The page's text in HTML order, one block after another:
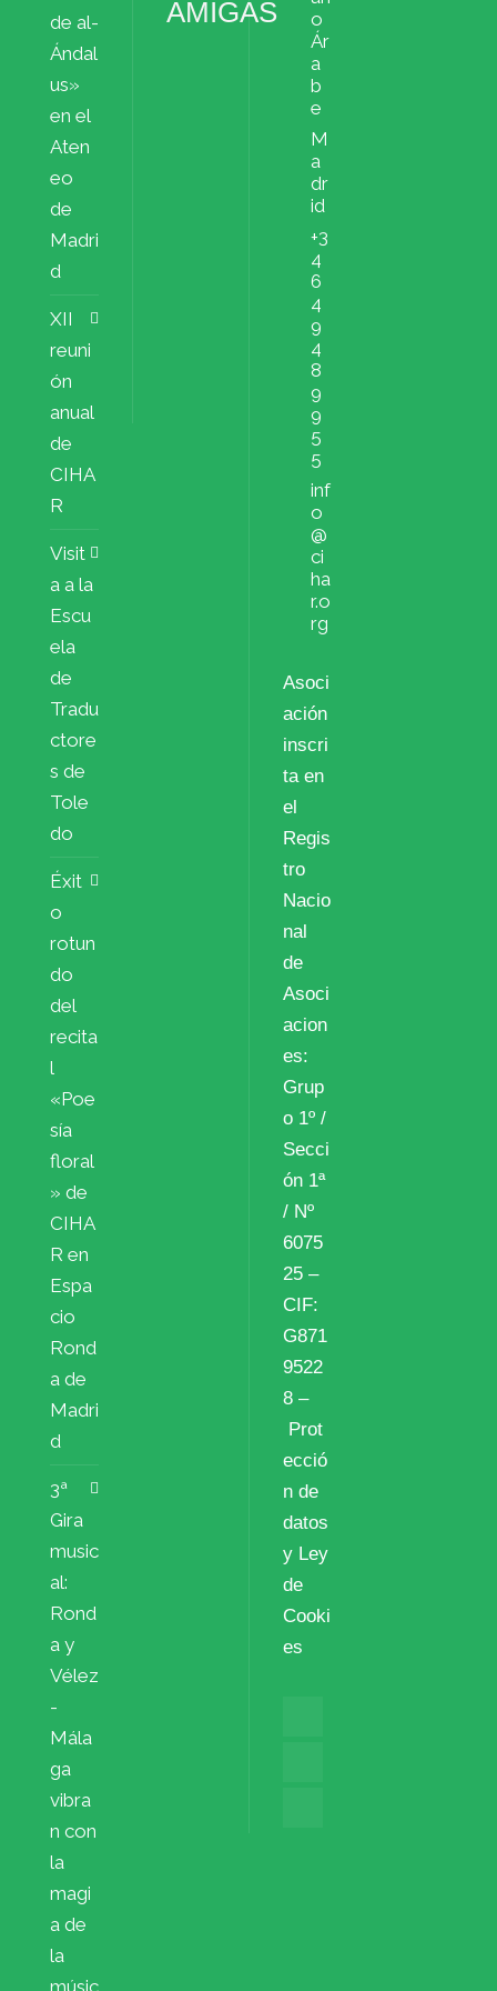
de al-
Ándal
us»
en el
Aten
eo
de
Madri
d
XII
reuni
ón
anual
de
CIHA
R
Visit
a a la
Escu
ela
de
Tradu
ctore
s de
Tole
do
Éxit
o
rotun
do
del
recita
l
«Poe
sía
floral
» de
CIHA
R en
Espa
cio
Rond
a de
Madri
d
3ª
Gira
music
al:
Rond
a y
Vélez
-
Mála
ga
vibra
n con
la
magi
a de
la
AMIGAS
o
Ár
a
b
e
M
a
dr
id
+3
4
6
4
9
4
8
9
9
5
5
inf
o
@
ci
ha
r.o
rg
Asoci
ación
inscri
ta en
el
Regis
tro
Nacio
nal
de
Asoci
acion
es:
Grup
o 1º /
Secci
ón 1ª
/ Nº
6075
25 –
CIF:
G871
9522
8 –
Prot
ecció
n de
datos
y Ley
de
Cooki
es